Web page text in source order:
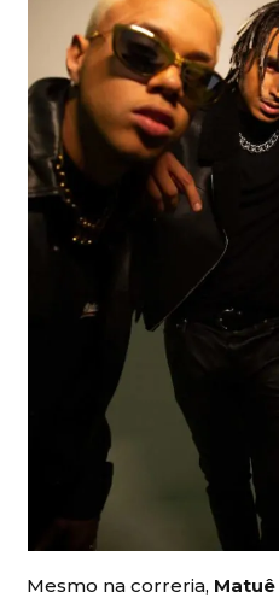
Mesmo na correria, Matuê